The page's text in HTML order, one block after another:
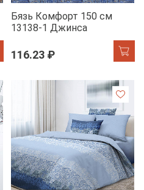
Бязь Комфорт 150 см
13138-1 Джинса
116.23 ₽